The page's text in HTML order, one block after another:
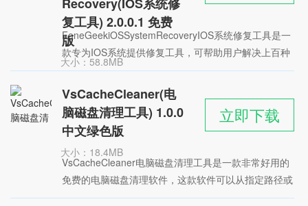
复工具) 2.0.0.1 免费
版
大小：58.8MB
星级：
FoneGeekiOSSystemRecoveryIOS系统修复工具是一
款专为IOS系统提供修复工具，可帮助用户解决上百种
问题，让手机更好的使用。软件功能强大，除了修复系
统之外，还能清理垃圾文件
VsCacheCleaner(电
脑磁盘清理工具) 1.0.0
中文绿色版
大小：18.4MB
时间：2022-05-31
星级：
立即下载
VsCacheCleaner电脑磁盘清理工具是一款非常好用的
免费的电脑磁盘清理软件，这款软件可以从指定路径或
所有磁盘扫描VisualStudio解决方案缓存文件夹.vs，支